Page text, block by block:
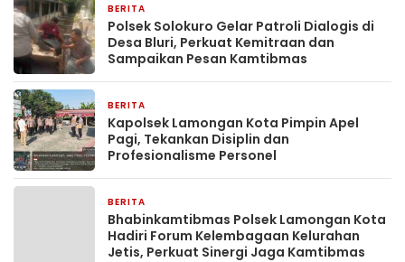
BERITA
Polsek Solokuro Gelar Patroli Dialogis di
Desa Bluri, Perkuat Kemitraan dan
Sampaikan Pesan Kamtibmas
BERITA
Kapolsek Lamongan Kota Pimpin Apel
Pagi, Tekankan Disiplin dan
Profesionalisme Personel
BERITA
Bhabinkamtibmas Polsek Lamongan Kota
Hadiri Forum Kelembagaan Kelurahan
Jetis, Perkuat Sinergi Jaga Kamtibmas